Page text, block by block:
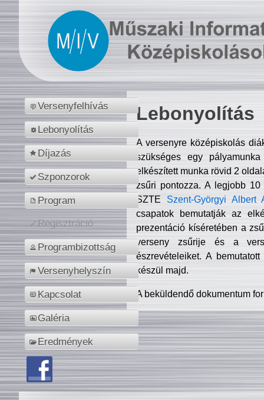
Versenyfelhívás
Lebonyolítás
Díjazás
Szponzorok
Program
Regisztráció
Programbizottság
Versenyhelyszín
Kapcsolat
Galéria
Eredmények
Lebonyolítás
A versenyre középiskolás
szükséges egy
elkészített munka rövid 2
zsűri pontozza. A legjobb
SZTE Szent-Györgyi Albert
csapatok bemutatják az
prezentáció kíséretében a
verseny zsűrije és a
észrevételeiket. A
készül majd.
A beküldendő dokumentum